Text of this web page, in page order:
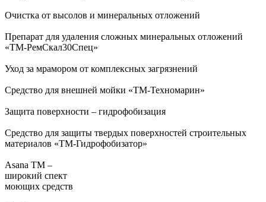
Очистка от высолов и минеральных отложений
Препарат для удаления сложных минеральных отложений
«ТМ-РемСкал30Спец»
Уход за мрамором от комплексных загрязнений
Средство для внешней мойки «ТМ-Техномарин»
Защита поверхности – гидрофобизация
Средство для защиты твердых поверхностей строительных
материалов «ТМ-Гидрофобизатор»
Asana ТМ –
широкий спект
моющих средств